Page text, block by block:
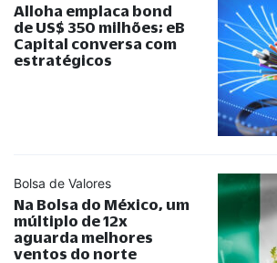
Alloha emplaca bond
de US$ 350 milhões; eB
Capital conversa com
estratégicos
Bolsa de Valores
Na Bolsa do México, um
múltiplo de 12x
aguarda melhores
ventos do norte